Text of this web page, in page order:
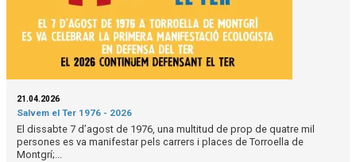
21.04.2026
Salvem el Ter 1976 - 2026
El dissabte 7 d’agost de 1976, una multitud de prop de quatre mil
persones es va manifestar pels carrers i places de Torroella de
Montgrí;...